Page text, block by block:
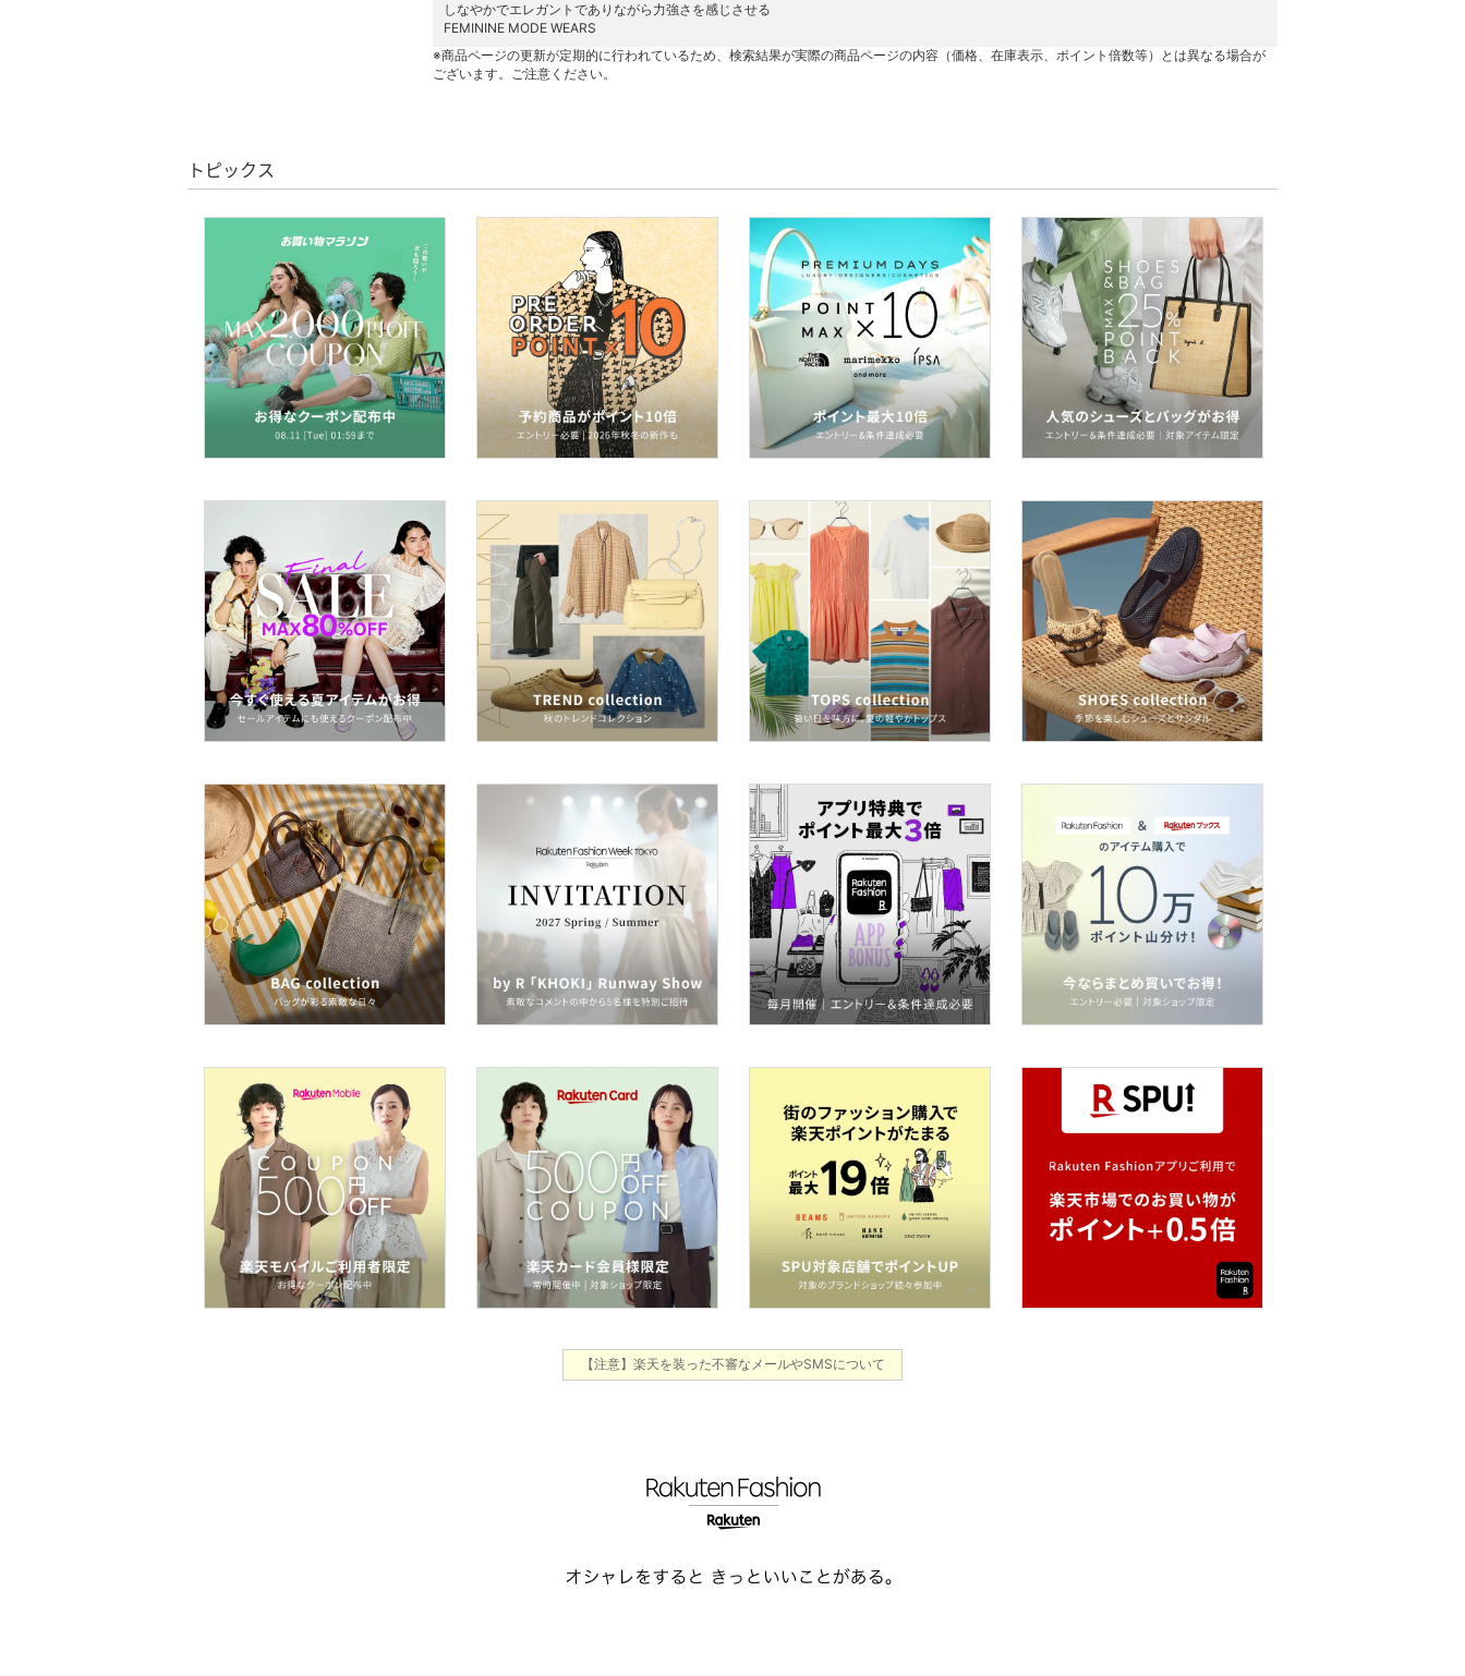
コフレ・キット・セット
食器・調理器具・キッチ
ン用品
インテリア・生活雑貨
スマホグッズ・オーディ
オ機器
スポーツ・アウトドア用
文房具
ペット用品
福袋・ギフト・その他
しなやかでエレガントでありながら力強さを感じさせる
FEMININE MODE WEARS
※商品ページの更新が定期的に行われているため、検索結果が実際の商品ページの内容（価格、在庫表示、ポイント倍数等）とは異なる場合が
ございます。ご注意ください。
トピックス
【注意】楽天を装った不審なメールやSMSについて